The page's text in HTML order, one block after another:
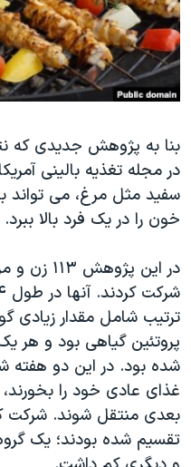
اقتصادی
علم و فناوری
اسرائیل در جنگ
گالری عکس
آرشیو پخش زنده
حمله جمهوری اسلامی به
رمز مهسا
ورزش زنان در ایران
اعتراضات زن، زندگی، آزادی
مجموعه مستندهای دادخواهی
تریبونال مردمی آبان ۹۸
دادگاه حمید نوری
قانون شفافیت دارائی کادر
اعتراضات مردمی آبان ۹۸
اسرائیل در جنگ
نرگس محمدی برنده جایزه
همایش محافظه‌کاران
صفحه‌های ویژه
زبانهای مختلف
در مجله تغذیه بالینی
سفید مثل مرغ، می تواند
خون را در یک فرد بالا ببرد.
ترتیب شامل مقدار زیادی
پروتئین گیاهی بود و هر
شده بود. در این دو هفته
غذای عادی خود را
بعدی منتقل شوند. شرکت
تقسیم شده بودند؛ یک